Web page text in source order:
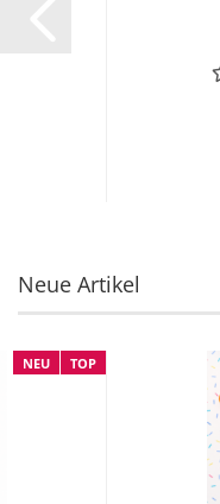
Neue Artikel
NEU TOP